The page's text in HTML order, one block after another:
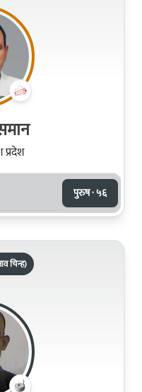
प्रदेश
पुरुष · ५६
चिन्ह)